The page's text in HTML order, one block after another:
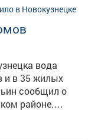
вода
и в 35 жилых
районе.
и 35 домов –